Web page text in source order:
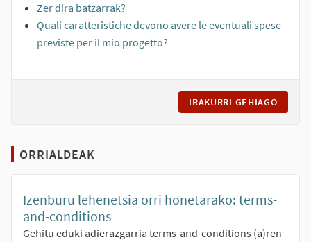
Zer dira batzarrak?
Quali caratteristiche devono avere le eventuali spese
previste per il mio progetto?
IRAKURRI GEHIAGO
ORRIALDEAK
Izenburu lehenetsia orri honetarako: terms-
and-conditions
Gehitu eduki adierazgarria terms-and-conditions (a)ren